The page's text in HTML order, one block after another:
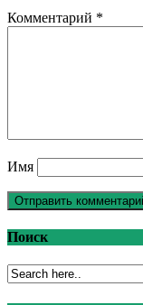
Комментарий *
Имя
Поиск